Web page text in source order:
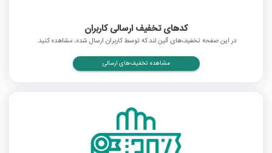
کدهای تخفیف ارسالی کاربران
در این صفحه تخفیف‌های آلین لند که توسط کاربران ارسال شده، مشاهده کنید.
مشاهده تخفیف‌های ارسالی